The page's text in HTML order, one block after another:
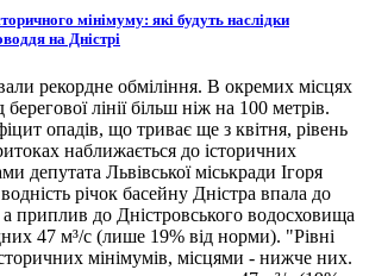
мінімуму: які будуть наслідки
на Дністрі
рекордне обміління. В окремих місцях
берегової лінії більш ніж на 100 метрів.
опадів, що триває ще з квітня, рівень
наближається до історичних
депутата Львівської міськради Ігоря
річок басейну Дністра впала до
приплив до Дністровського водосховища
47 м³/с (лише 19% від норми). "Рівні
мінімумів, місцями - нижче них.